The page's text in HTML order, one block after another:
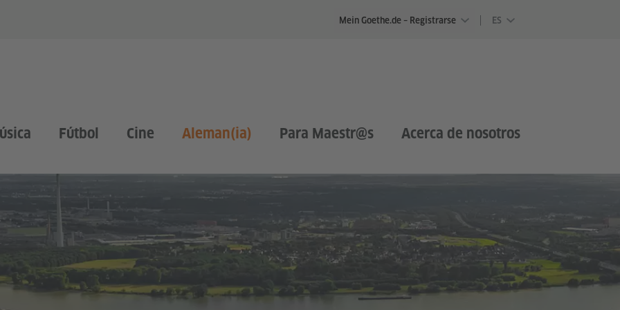
Mein Goethe.de – Registrarse ES
Fútbol Cine Aleman(ia) Para Maestr@s Acerca de nosotros